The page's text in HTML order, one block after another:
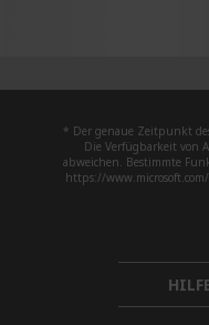
* Der genaue Zeitpunkt
Die Verfügbarkeit von
abweichen. Bestimmte
https://